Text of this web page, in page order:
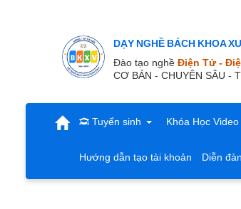
DẠY NGHỀ BÁCH KHOA
Đào tạo nghề Điện Tử -
CƠ BẢN - CHUYÊN SÂU -
Tuyển sinh Khóa Học Video
Hướng dẫn tạo tài khoản Diễn đàn